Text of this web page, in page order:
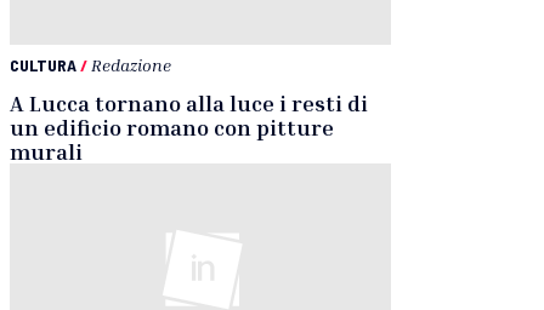
CULTURA/ Redazione
A Lucca tornano alla luce i resti di
un edificio romano con pitture
murali